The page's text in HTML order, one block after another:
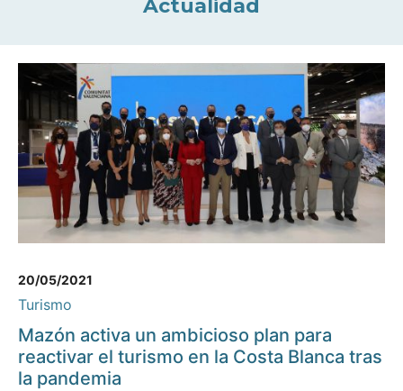
Actualidad
20/05/2021
Turismo
Mazón activa un ambicioso plan para
reactivar el turismo en la Costa Blanca tras
la pandemia